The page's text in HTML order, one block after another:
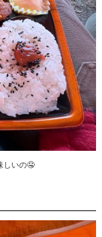
しいの🤤